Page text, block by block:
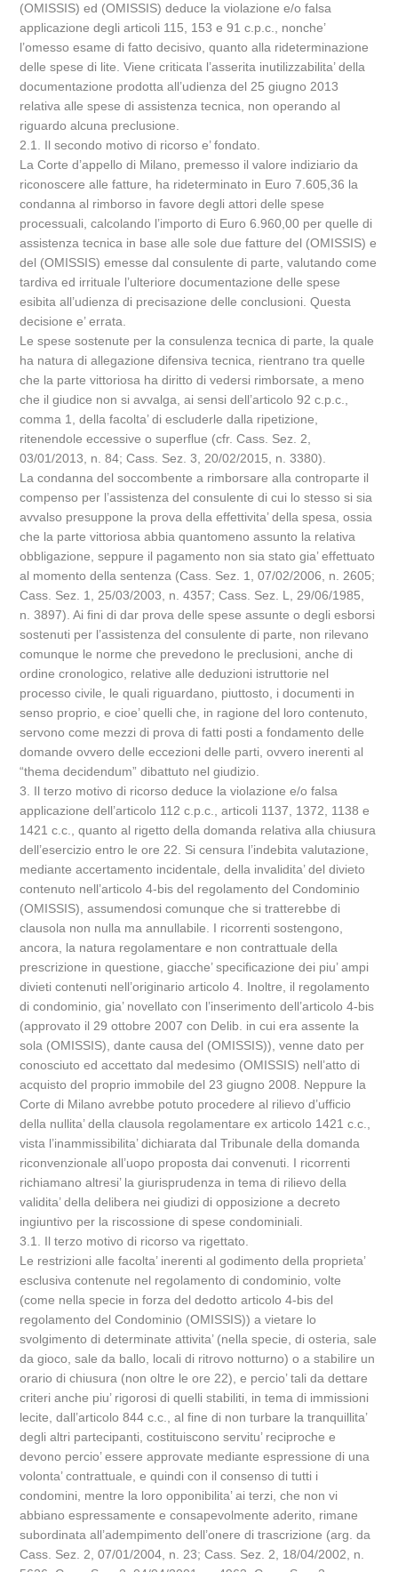
(OMISSIS) ed (OMISSIS) deduce la violazione e/o falsa
applicazione degli articoli 115, 153 e 91 c.p.c., nonche’
l’omesso esame di fatto decisivo, quanto alla rideterminazione
delle spese di lite. Viene criticata l’asserita inutilizzabilita’ della
documentazione prodotta all’udienza del 25 giugno 2013
relativa alle spese di assistenza tecnica, non operando al
riguardo alcuna preclusione.
2.1. Il secondo motivo di ricorso e’ fondato.
La Corte d’appello di Milano, premesso il valore indiziario da
riconoscere alle fatture, ha rideterminato in Euro 7.605,36 la
condanna al rimborso in favore degli attori delle spese
processuali, calcolando l’importo di Euro 6.960,00 per quelle di
assistenza tecnica in base alle sole due fatture del (OMISSIS) e
del (OMISSIS) emesse dal consulente di parte, valutando come
tardiva ed irrituale l’ulteriore documentazione delle spese
esibita all’udienza di precisazione delle conclusioni. Questa
decisione e’ errata.
Le spese sostenute per la consulenza tecnica di parte, la quale
ha natura di allegazione difensiva tecnica, rientrano tra quelle
che la parte vittoriosa ha diritto di vedersi rimborsate, a meno
che il giudice non si avvalga, ai sensi dell’articolo 92 c.p.c.,
comma 1, della facolta’ di escluderle dalla ripetizione,
ritenendole eccessive o superflue (cfr. Cass. Sez. 2,
03/01/2013, n. 84; Cass. Sez. 3, 20/02/2015, n. 3380).
La condanna del soccombente a rimborsare alla controparte il
compenso per l’assistenza del consulente di cui lo stesso si sia
avvalso presuppone la prova della effettivita’ della spesa, ossia
che la parte vittoriosa abbia quantomeno assunto la relativa
obbligazione, seppure il pagamento non sia stato gia’ effettuato
al momento della sentenza (Cass. Sez. 1, 07/02/2006, n. 2605;
Cass. Sez. 1, 25/03/2003, n. 4357; Cass. Sez. L, 29/06/1985,
n. 3897). Ai fini di dar prova delle spese assunte o degli esborsi
sostenuti per l’assistenza del consulente di parte, non rilevano
comunque le norme che prevedono le preclusioni, anche di
ordine cronologico, relative alle deduzioni istruttorie nel
processo civile, le quali riguardano, piuttosto, i documenti in
senso proprio, e cioe’ quelli che, in ragione del loro contenuto,
servono come mezzi di prova di fatti posti a fondamento delle
domande ovvero delle eccezioni delle parti, ovvero inerenti al
“thema decidendum” dibattuto nel giudizio.
3. Il terzo motivo di ricorso deduce la violazione e/o falsa
applicazione dell’articolo 112 c.p.c., articoli 1137, 1372, 1138 e
1421 c.c., quanto al rigetto della domanda relativa alla chiusura
dell’esercizio entro le ore 22. Si censura l’indebita valutazione,
mediante accertamento incidentale, della invalidita’ del divieto
contenuto nell’articolo 4-bis del regolamento del Condominio
(OMISSIS), assumendosi comunque che si tratterebbe di
clausola non nulla ma annullabile. I ricorrenti sostengono,
ancora, la natura regolamentare e non contrattuale della
prescrizione in questione, giacche’ specificazione dei piu’ ampi
divieti contenuti nell’originario articolo 4. Inoltre, il regolamento
di condominio, gia’ novellato con l’inserimento dell’articolo 4-bis
(approvato il 29 ottobre 2007 con Delib. in cui era assente la
sola (OMISSIS), dante causa del (OMISSIS)), venne dato per
conosciuto ed accettato dal medesimo (OMISSIS) nell’atto di
acquisto del proprio immobile del 23 giugno 2008. Neppure la
Corte di Milano avrebbe potuto procedere al rilievo d’ufficio
della nullita’ della clausola regolamentare ex articolo 1421 c.c.,
vista l’inammissibilita’ dichiarata dal Tribunale della domanda
riconvenzionale all’uopo proposta dai convenuti. I ricorrenti
richiamano altresi’ la giurisprudenza in tema di rilievo della
validita’ della delibera nei giudizi di opposizione a decreto
ingiuntivo per la riscossione di spese condominiali.
3.1. Il terzo motivo di ricorso va rigettato.
Le restrizioni alle facolta’ inerenti al godimento della proprieta’
esclusiva contenute nel regolamento di condominio, volte
(come nella specie in forza del dedotto articolo 4-bis del
regolamento del Condominio (OMISSIS)) a vietare lo
svolgimento di determinate attivita’ (nella specie, di osteria, sale
da gioco, sale da ballo, locali di ritrovo notturno) o a stabilire un
orario di chiusura (non oltre le ore 22), e percio’ tali da dettare
criteri anche piu’ rigorosi di quelli stabiliti, in tema di immissioni
lecite, dall’articolo 844 c.c., al fine di non turbare la tranquillita’
degli altri partecipanti, costituiscono servitu’ reciproche e
devono percio’ essere approvate mediante espressione di una
volonta’ contrattuale, e quindi con il consenso di tutti i
condomini, mentre la loro opponibilita’ ai terzi, che non vi
abbiano espressamente e consapevolmente aderito, rimane
subordinata all’adempimento dell’onere di trascrizione (arg. da
Cass. Sez. 2, 07/01/2004, n. 23; Cass. Sez. 2, 18/04/2002, n.